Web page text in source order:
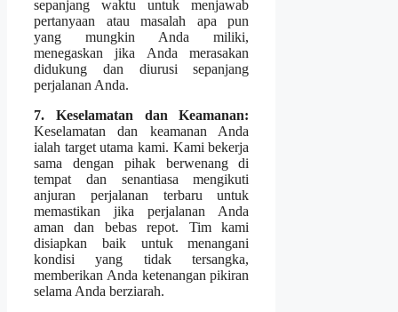
sepanjang waktu untuk menjawab
pertanyaan atau masalah apa pun
yang mungkin Anda miliki,
menegaskan jika Anda merasakan
didukung dan diurusi sepanjang
perjalanan Anda.
7. Keselamatan dan Keamanan:
Keselamatan dan keamanan Anda
ialah target utama kami. Kami bekerja
sama dengan pihak berwenang di
tempat dan senantiasa mengikuti
anjuran perjalanan terbaru untuk
memastikan jika perjalanan Anda
aman dan bebas repot. Tim kami
disiapkan baik untuk menangani
kondisi yang tidak tersangka,
memberikan Anda ketenangan pikiran
selama Anda berziarah.